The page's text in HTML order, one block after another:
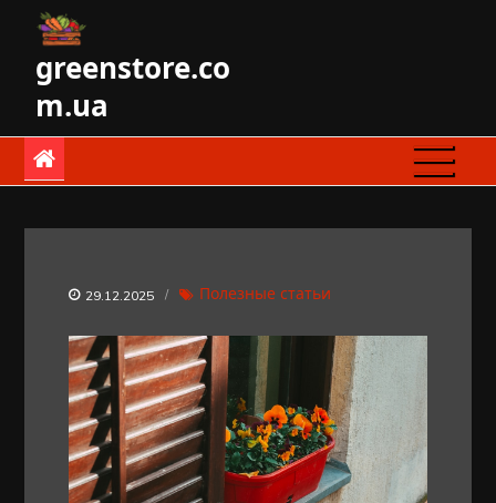
contentgreenstore.co
m.ua
29.12.2025 Полезные статьи